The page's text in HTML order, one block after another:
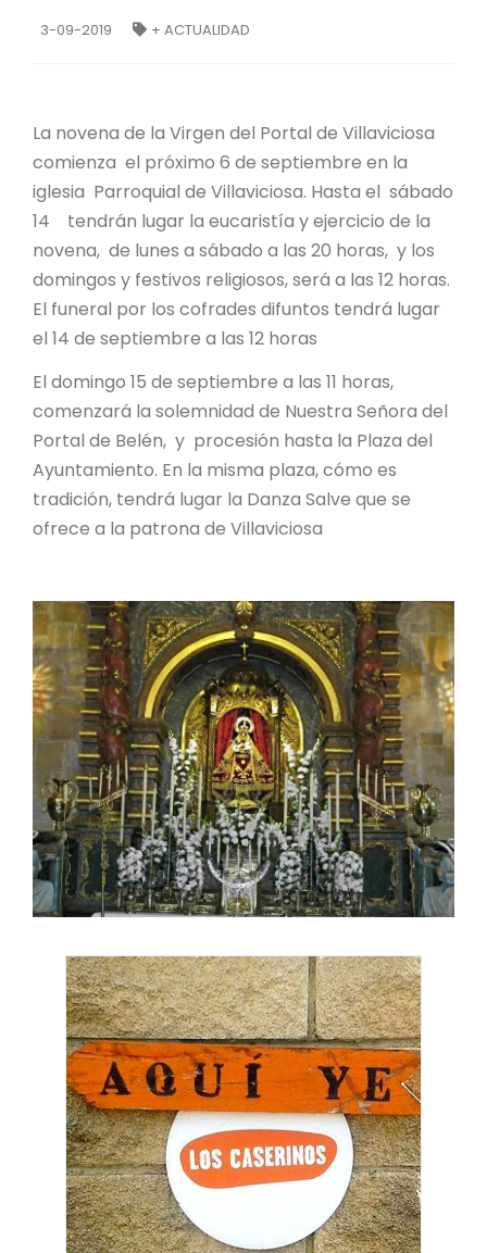
3-09-2019 + ACTUALIDAD
La novena de la Virgen del Portal de Villaviciosa
comienza el próximo 6 de septiembre en la
iglesia Parroquial de Villaviciosa. Hasta el sábado
14 tendrán lugar la eucaristía y ejercicio de la
novena, de lunes a sábado a las 20 horas, y los
domingos y festivos religiosos, será a las 12 horas.
El funeral por los cofrades difuntos tendrá lugar
el 14 de septiembre a las 12 horas
El domingo 15 de septiembre a las 11 horas,
comenzará la solemnidad de Nuestra Señora del
Portal de Belén, y procesión hasta la Plaza del
Ayuntamiento. En la misma plaza, cómo es
tradición, tendrá lugar la Danza Salve que se
ofrece a la patrona de Villaviciosa